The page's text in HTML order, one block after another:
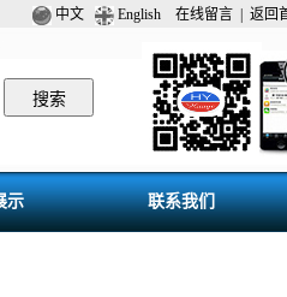
中文 English 在线留言 返回
示 联系我们